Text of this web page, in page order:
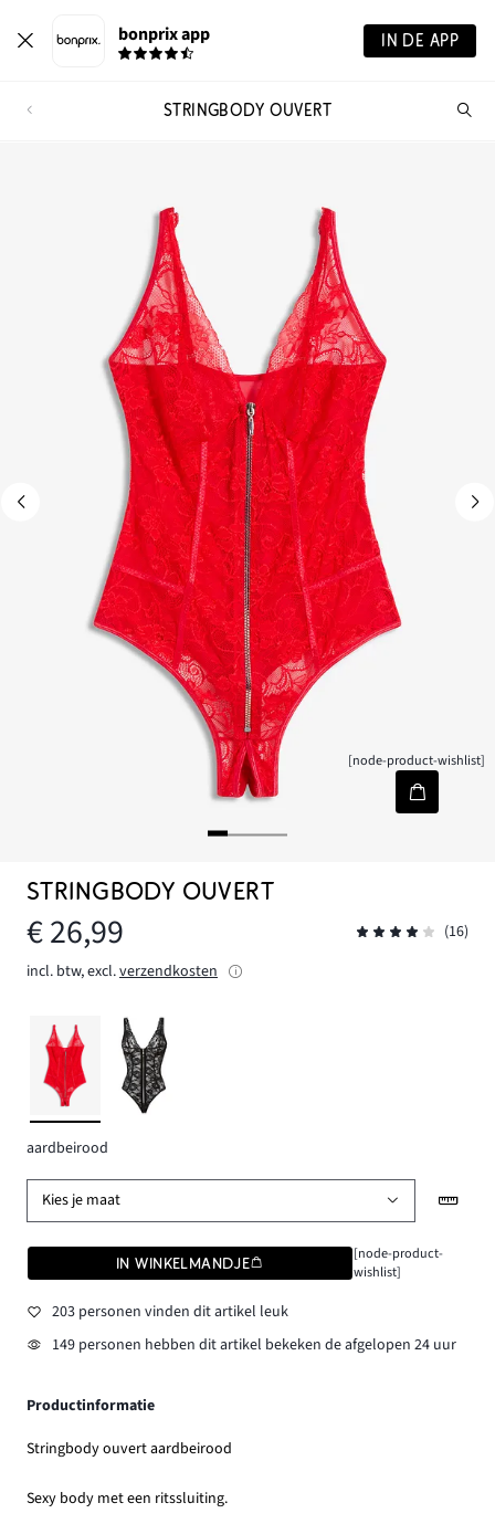
bonprix app IN DE APP
STRINGBODY OUVERT
[node-product-wishlist]
STRINGBODY OUVERT
€ 26,99
(16)
incl. btw, excl.verzendkosten
aardbeirood
Kies je maat
IN WINKELMANDJE
[node-product-
wishlist]
203 personen vinden dit artikel leuk
149 personen hebben dit artikel bekeken de afgelopen 24 uur
Productinformatie
Stringbody ouvert aardbeirood
Sexy body met een ritssluiting.